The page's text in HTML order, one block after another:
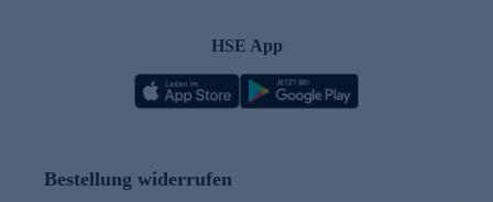
HSE App
Bestellung widerrufen